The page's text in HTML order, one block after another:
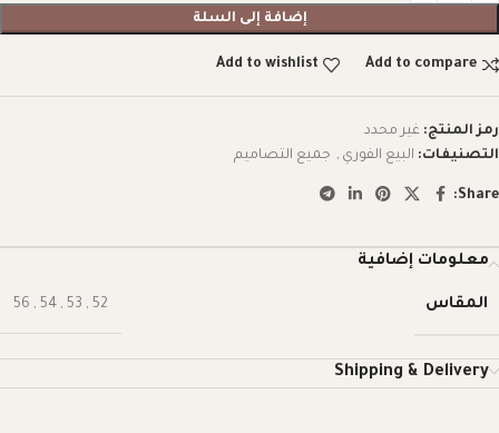
إضافة إلى السلة
Add to compare
Add to wishlist
رمز المنتج: غير محدد
التصنيفات: البيع الفوري , جميع التصاميم
Share:
معلومات إضافية
المقاس 52
,
53
,
54
,
56
Shipping & Delivery